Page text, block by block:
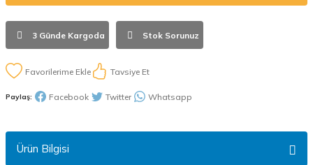
3 Günde Kargoda Stok Sorunuz
Tavsiye Et
Paylaş: Facebook Twitter Whatsapp
Ürün Bilgisi